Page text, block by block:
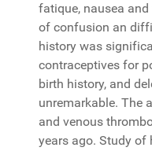
fatique, nausea
of confusion an
history was
contraceptives for
birth history, and
unremarkable. The
and venous
years ago. Study of